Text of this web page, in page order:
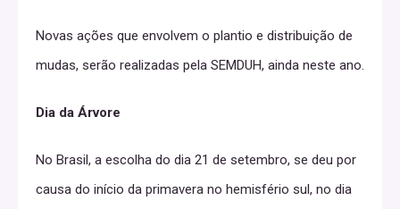
Novas ações que envolvem o plantio e distribuição de
mudas, serão realizadas pela SEMDUH, ainda neste ano.
Dia da Árvore
No Brasil, a escolha do dia 21 de setembro, se deu por
causa do início da primavera no hemisfério sul, no dia